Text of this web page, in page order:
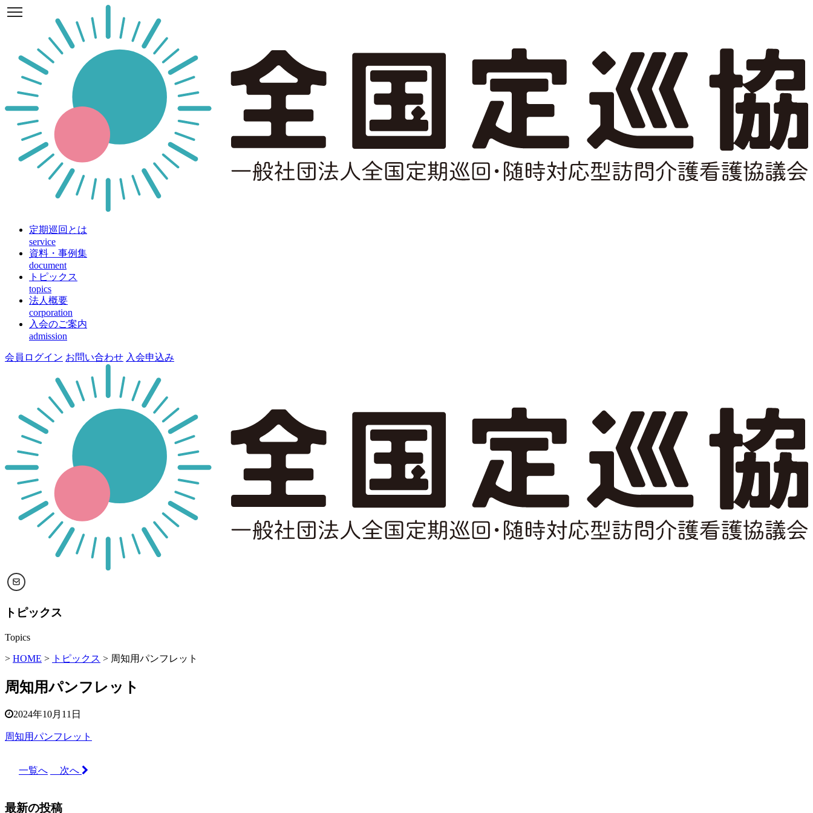
定期巡回とは
service
資料・事例集
document
トピックス
topics
法人概要
corporation
入会のご案内
admission
会員ログイン お問い合わせ 入会申込み
トピックス
Topics
> HOME > トピックス > 周知用パンフレット
周知用パンフレット
2024年10月11日
周知用パンフレット
一覧へ 次へ
最新の投稿